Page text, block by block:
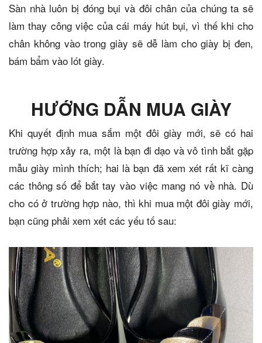
Sàn nhà luôn bị đóng bụi và đôi chân của chúng ta sẽ
làm thay công việc của cái máy hút bụi, vì thế khi cho
chân không vào trong giày sẽ dễ làm cho giày bị đen,
bám bẩm vào lót giày.
HƯỚNG DẪN MUA GIÀY
Khi quyết định mua sắm một đôi giày mới, sẽ có hai
trường hợp xảy ra, một là bạn đi dạo và vô tình bắt gặp
mẫu giày mình thích; hai là bạn đã xem xét rất kĩ càng
các thông số để bắt tay vào việc mang nó về nhà. Dù
cho có ở trường hợp nào, thì khi mua một đôi giày mới,
bạn cũng phải xem xét các yếu tố sau: